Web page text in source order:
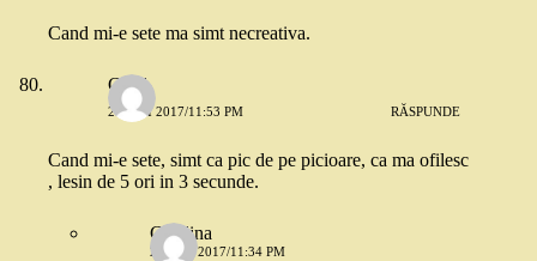
Cand mi-e sete ma simt necreativa.
Catal
26 MAI 2017/11:53 PM RĂSPUNDE
Cand mi-e sete, simt ca pic de pe picioare, ca ma ofilesc
, lesin de 5 ori in 3 secunde.
Catalina
28 MAI 2017/11:34 PM